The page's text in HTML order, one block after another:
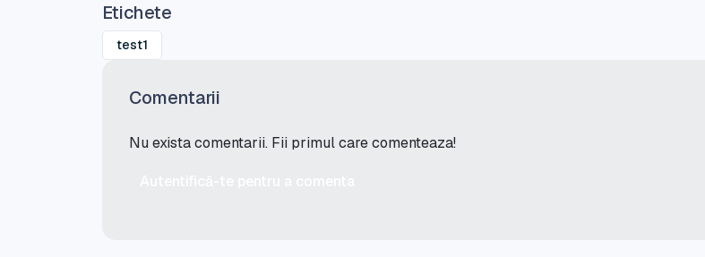
Etichete
test1
Comentarii
Nu exista comentarii. Fii primul care comenteaza!